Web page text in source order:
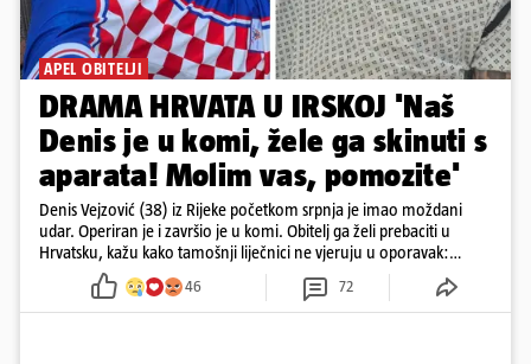
APEL OBITELJI
DRAMA HRVATA U IRSKOJ 'Naš
Denis je u komi, žele ga skinuti s
aparata! Molim vas, pomozite'
Denis Vejzović (38) iz Rijeke početkom srpnja je imao moždani
udar. Operiran je i završio je u komi. Obitelj ga želi prebaciti u
Hrvatsku, kažu kako tamošnji liječnici ne vjeruju u oporavak:
'Imamo 72 sata'
46 72